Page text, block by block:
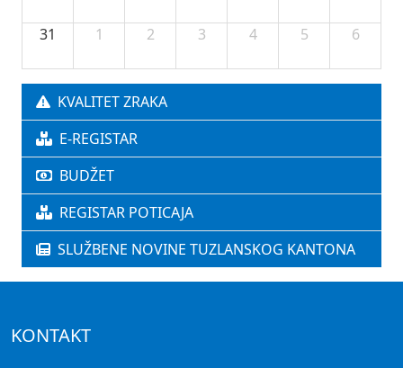
31 1 2 3 4 5 6
KVALITET ZRAKA
E-REGISTAR
BUDŽET
REGISTAR POTICAJA
SLUŽBENE NOVINE TUZLANSKOG KANTONA
KONTAKT